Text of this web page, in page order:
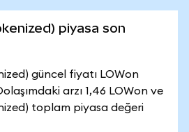
piyasa son
güncel fiyatı LOWon
arzı 1,46 LOWon ve
toplam piyasa değeri